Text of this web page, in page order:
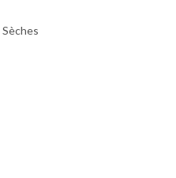
Sèches